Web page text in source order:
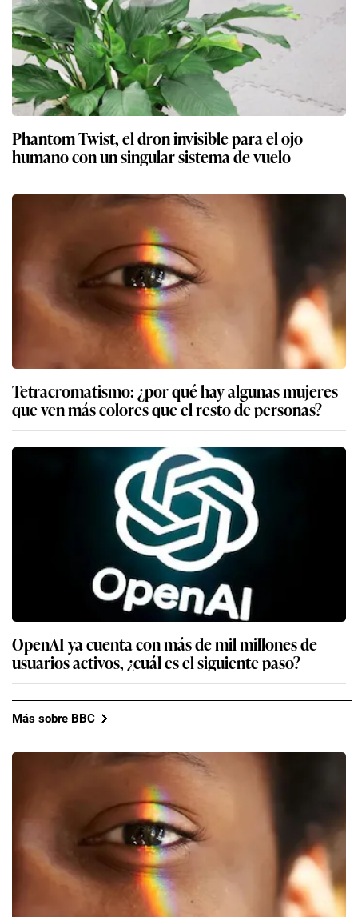
Phantom Twist, el dron invisible para el ojo
humano con un singular sistema de vuelo
Tetracromatismo: ¿por qué hay algunas mujeres
que ven más colores que el resto de personas?
OpenAI ya cuenta con más de mil millones de
usuarios activos, ¿cuál es el siguiente paso?
Más sobre BBC